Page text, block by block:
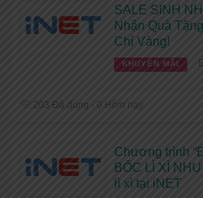
SALE SINH
Nhận Quà
Chỉ Vàng!
KHUYẾN MÃI
203 Đã dùng - 0 Hôm nay
Chương trình
BỐC LÌ XÌ
lì xì tại iNET